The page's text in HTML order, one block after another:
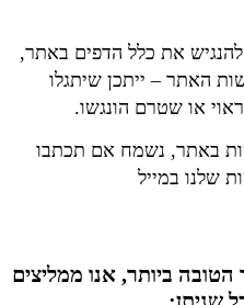
להנגיש את כלל הדפים באתר,
האתר – ייתכן שיתגלו
או שטרם הונגשו.
באתר, נשמח אם תכתבו
שלנו במייל
ביותר, אנו ממליצים